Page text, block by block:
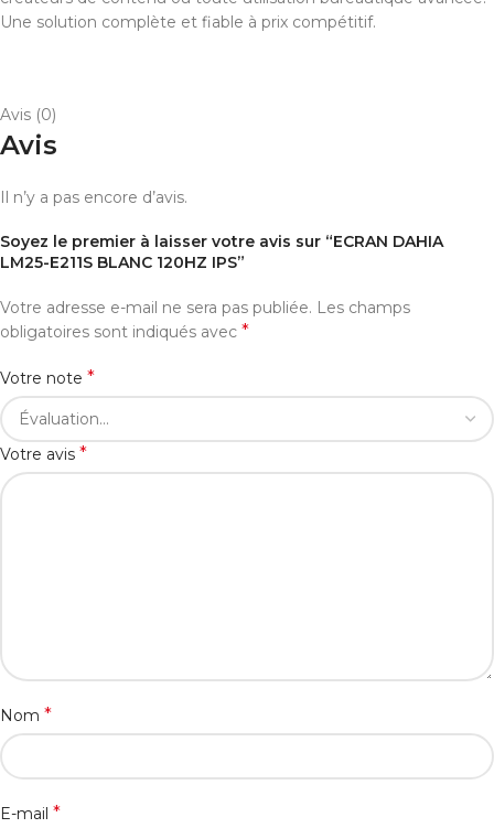
Une solution complète et fiable à prix compétitif.
Avis (0)
Avis
Il n’y a pas encore d’avis.
Soyez le premier à laisser votre avis sur “ECRAN DAHIA
LM25-E211S BLANC 120HZ IPS”
Votre adresse e-mail ne sera pas publiée. Les champs
obligatoires sont indiqués avec *
Votre note *
Votre avis *
Nom *
E-mail *